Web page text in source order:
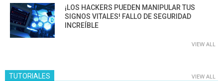
¡LOS HACKERS PUEDEN MANIPULAR TUS
SIGNOS VITALES! FALLO DE SEGURIDAD
INCREÍBLE
VIEW ALL
TUTORIALES VIEW ALL